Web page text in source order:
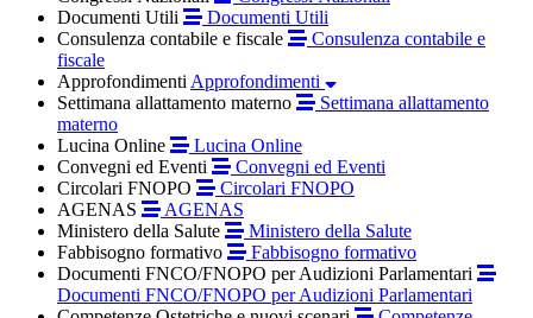
Documenti Utili
Documenti Utili
Consulenza contabile e fiscale
Consulenza contabile e
fiscale
Approfondimenti Approfondimenti
Settimana allattamento materno
Settimana allattamento
materno
Lucina Online
Lucina Online
Convegni ed Eventi
Convegni ed Eventi
Circolari FNOPO
Circolari FNOPO
AGENAS
AGENAS
Ministero della Salute
Ministero della Salute
Fabbisogno formativo
Fabbisogno formativo
Documenti FNCO/FNOPO per Audizioni Parlamentari
Documenti FNCO/FNOPO per Audizioni Parlamentari